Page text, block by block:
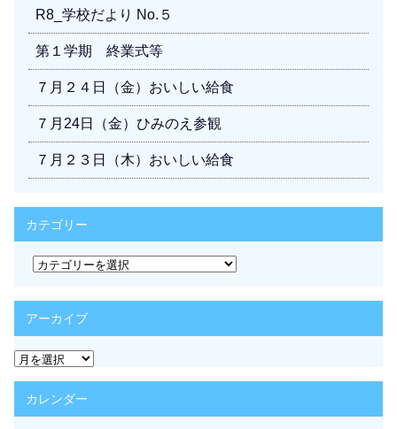
R8_学校だより No.５
第１学期 終業式等
７月２４日（金）おいしい給食
７月24日（金）ひみのえ参観
７月２３日（木）おいしい給食
カテゴリー
カ
テ
リ
ー
アーカイブ
ア
ー
カ
イカレンダー